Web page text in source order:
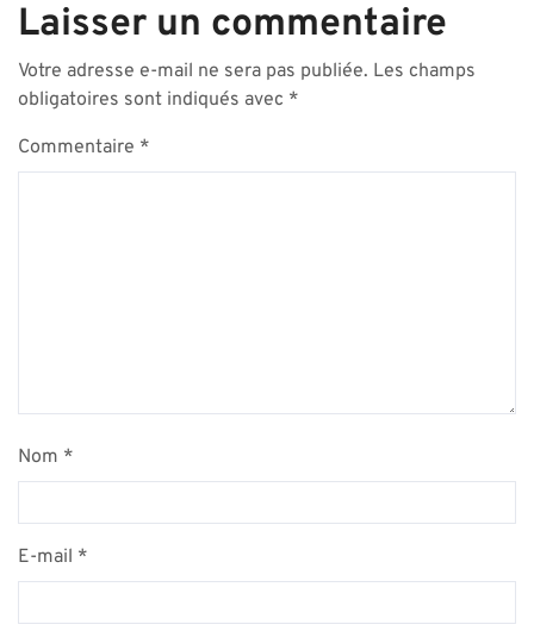
Laisser un commentaire
Votre adresse e-mail ne sera pas publiée. Les champs
obligatoires sont indiqués avec *
Commentaire *
Nom *
E-mail *